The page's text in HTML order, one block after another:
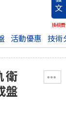
文
換稿費
活動優惠 技術
衛
盤